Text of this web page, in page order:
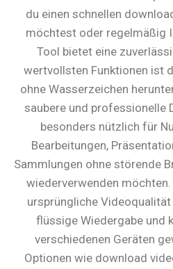
du einen schnellen
möchtest oder regelmäßig
Tool bietet eine
wertvollsten Funktionen ist
ohne Wasserzeichen
saubere und professionelle
besonders nützlich für
Bearbeitungen,
Sammlungen ohne störende
wiederverwenden
ursprüngliche
flüssige Wiedergabe und
verschiedenen Geräten
Optionen wie download